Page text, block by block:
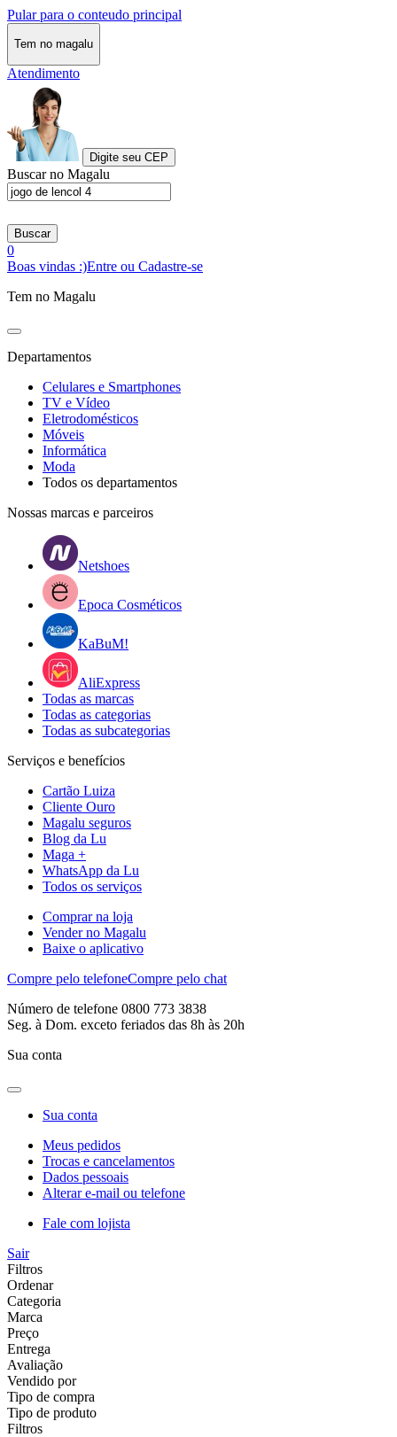
Pular para o conteudo principal
Tem no magalu
Atendimento
Digite seu CEP
Buscar no Magalu
Buscar
0
Boas vindas :)Entre ou Cadastre-se
Tem no Magalu
Departamentos
Celulares e Smartphones
TV e Vídeo
Eletrodomésticos
Móveis
Informática
Moda
Todos os departamentos
Nossas marcas e parceiros
Netshoes
Epoca Cosméticos
KaBuM!
AliExpress
Todas as marcas
Todas as categorias
Todas as subcategorias
Serviços e benefícios
Cartão Luiza
Cliente Ouro
Magalu seguros
Blog da Lu
Maga +
WhatsApp da Lu
Todos os serviços
Comprar na loja
Vender no Magalu
Baixe o aplicativo
Compre pelo telefoneCompre pelo chat
Número de telefone 0800 773 3838
Seg. à Dom. exceto feriados das 8h às 20h
Sua conta
Sua conta
Meus pedidos
Trocas e cancelamentos
Dados pessoais
Alterar e-mail ou telefone
Fale com lojista
Sair
Filtros
Ordenar
Categoria
Marca
Preço
Entrega
Avaliação
Vendido por
Tipo de compra
Tipo de produto
Filtros